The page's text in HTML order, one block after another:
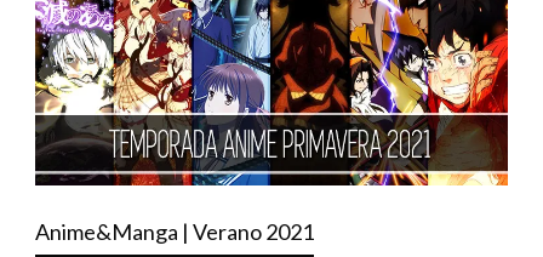
Anime&Manga | Verano 2021